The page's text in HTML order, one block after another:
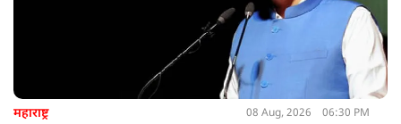
महाराष्ट्र 08 Aug, 2026 06:30 PM